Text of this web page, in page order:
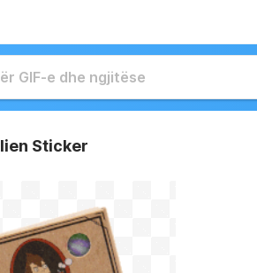
Sticker